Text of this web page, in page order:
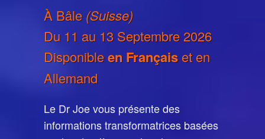
À Bâle (Suisse)
Du 11 au 13 Septembre 2026
Disponibleen Françaiset en
Allemand
Le Dr Joe vous présente des
informations transformatrices basées